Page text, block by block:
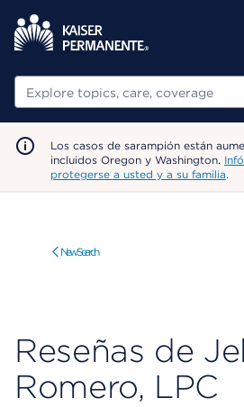
Buscar
Los casos de sarampión están
incluidos Oregon y Washington.
protegerse a usted y a su familia.
New Search
Reseñas de
Romero, LPC